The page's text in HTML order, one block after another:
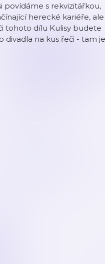
povídáme s rekvizitářkou,
herecké kariéře, ale
tohoto dílu Kulisy budete
na kus řeči - tam je